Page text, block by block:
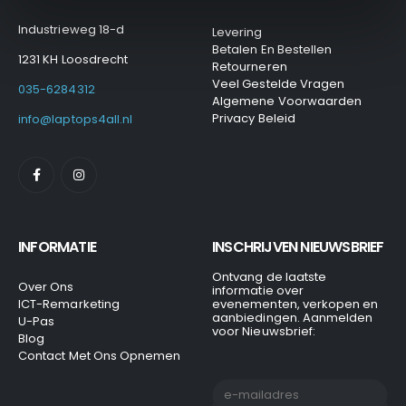
Industrieweg 18-d
1231 KH Loosdrecht
035-6284312
info@laptops4all.nl
Levering
Betalen En Bestellen
Retourneren
Veel Gestelde Vragen
Algemene Voorwaarden
Privacy Beleid
INFORMATIE
Over Ons
ICT-Remarketing
U-Pas
Blog
Contact Met Ons Opnemen
INSCHRIJVEN NIEUWSBRIEF
Ontvang de laatste
informatie over
evenementen, verkopen en
aanbiedingen. Aanmelden
voor Nieuwsbrief: